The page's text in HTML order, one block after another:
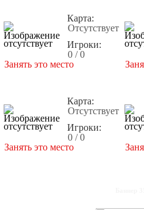
Карта:
Отсутствует
Игроки:
0 / 0
Занять это место
Карта:
Отсутствует
Игроки:
0 / 0
Занять это место